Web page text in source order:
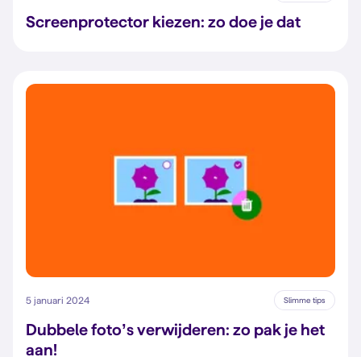
Screenprotector kiezen: zo doe je dat
5 januari 2024 Slimme tips
Dubbele foto’s verwijderen: zo pak je het
aan!